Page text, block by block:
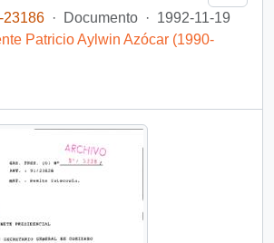
23186 · Documento · 1992-11-19
Patricio Aylwin Azócar (1990-